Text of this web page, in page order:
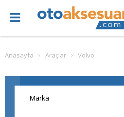
Anasayfa Araçlar Volvo